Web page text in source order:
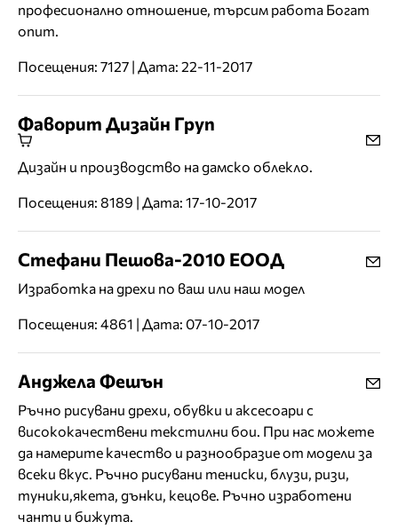
професионално отношение, търсим работа Богат
опит.
Посещения: 7127 | Дата: 22-11-2017
Фаворит Дизайн Груп
Дизайн и производство на дамско облекло.
Посещения: 8189 | Дата: 17-10-2017
Стефани Пешова-2010 ЕООД
Изработка на дрехи по ваш или наш модел
Посещения: 4861 | Дата: 07-10-2017
Анджела Фешън
Ръчно рисувани дрехи, обувки и аксесоари с
висококачествени текстилни бои. При нас можете
да намерите качество и разнообразие от модели за
всеки вкус. Ръчно рисувани тениски, блузи, ризи,
туники,якета, дънки, кецове. Ръчно изработени
чанти и бижута.